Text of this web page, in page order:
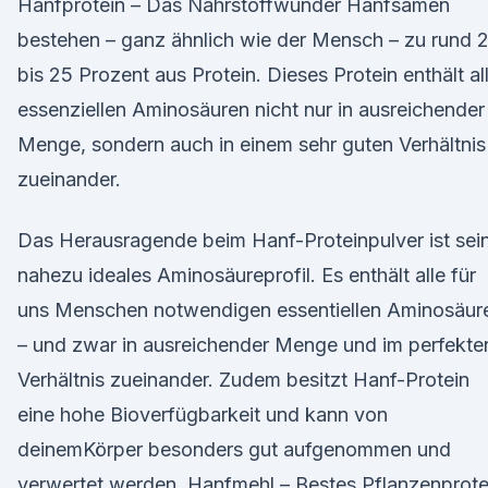
Hanfprotein – Das Nährstoffwunder Hanfsamen
bestehen – ganz ähnlich wie der Mensch – zu rund
bis 25 Prozent aus Protein. Dieses Protein enthält
essenziellen Aminosäuren nicht nur in ausreichender
Menge, sondern auch in einem sehr guten Verhältnis
zueinander.
Das Herausragende beim Hanf-Proteinpulver ist
nahezu ideales Aminosäureprofil. Es enthält alle für
uns Menschen notwendigen essentiellen
– und zwar in ausreichender Menge und im
Verhältnis zueinander. Zudem besitzt Hanf-Protein
eine hohe Bioverfügbarkeit und kann von
deinemKörper besonders gut aufgenommen und